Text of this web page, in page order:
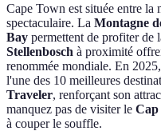
Cape Town est située entre la
spectaculaire. La Montagne
Bay permettent de profiter de
Stellenbosch à proximité
renommée mondiale. En
l'une des 10 meilleures
Traveler, renforçant son
manquez pas de visiter le Cap
à couper le souffle.